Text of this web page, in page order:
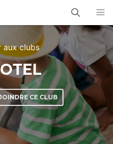
aux clubs
CE CLUB